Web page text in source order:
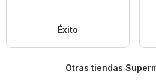
Éxito
Otras tiendas